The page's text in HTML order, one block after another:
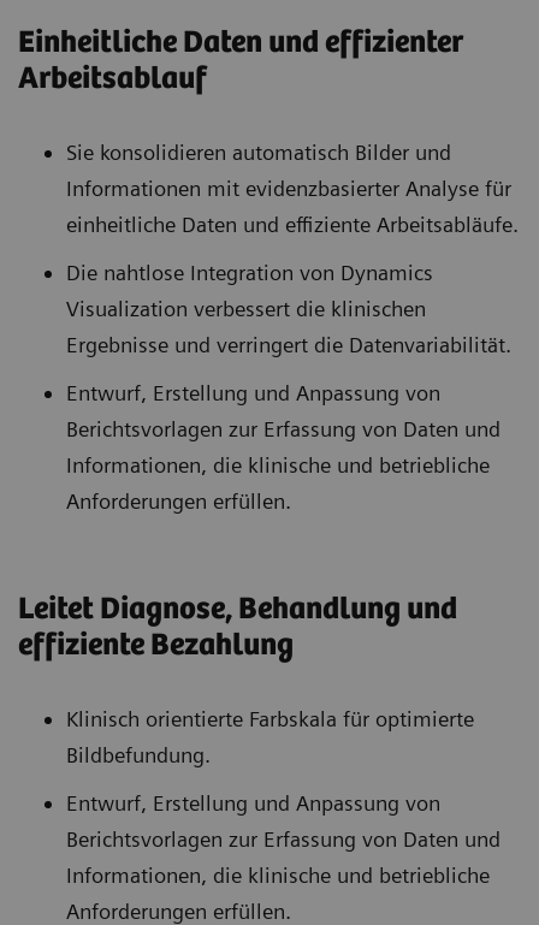
Einheitliche Daten und effizienter
Arbeitsablauf
Sie konsolidieren automatisch Bilder und
Informationen mit evidenzbasierter Analyse für
einheitliche Daten und effiziente Arbeitsabläufe.
Die nahtlose Integration von Dynamics
Visualization verbessert die klinischen
Ergebnisse und verringert die Datenvariabilität.
Entwurf, Erstellung und Anpassung von
Berichtsvorlagen zur Erfassung von Daten und
Informationen, die klinische und betriebliche
Anforderungen erfüllen.
Leitet Diagnose, Behandlung und
effiziente Bezahlung
Klinisch orientierte Farbskala für optimierte
Bildbefundung.
Entwurf, Erstellung und Anpassung von
Berichtsvorlagen zur Erfassung von Daten und
Informationen, die klinische und betriebliche
Anforderungen erfüllen.